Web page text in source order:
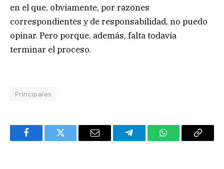
en el que, obviamente, por razones
correspondientes y de responsabilidad, no puedo
opinar. Pero porque, además, falta todavía
terminar el proceso.
Principales
FacebookTwitter Email TelegramWhatsAppCopy